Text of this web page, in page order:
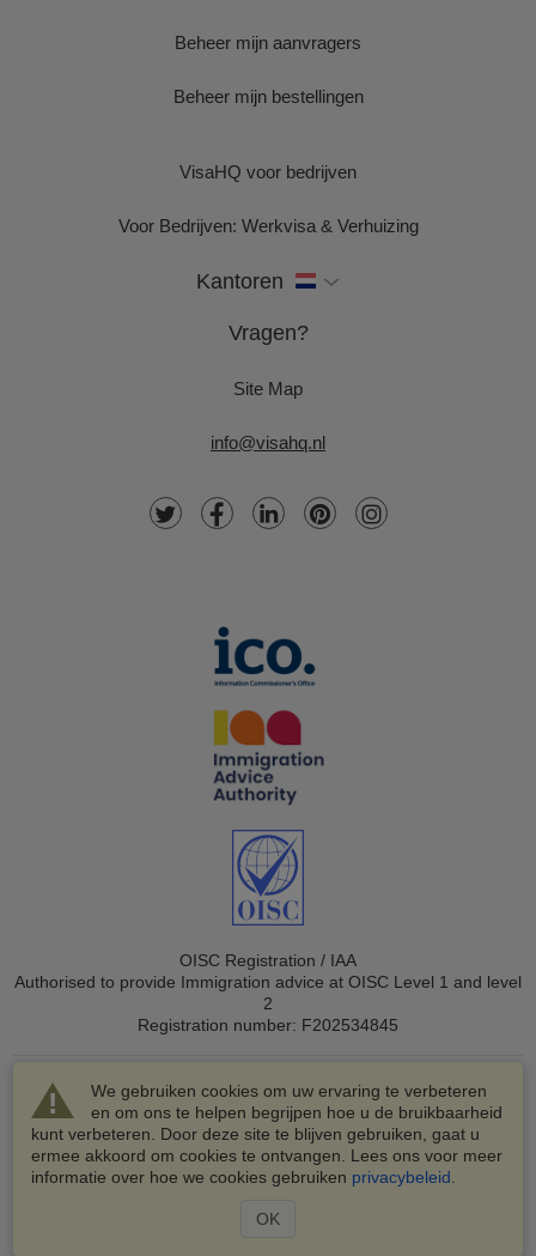
We gebruiken cookies om uw ervaring te verbeteren
en om ons te helpen begrijpen hoe u de bruikbaarheid
kunt verbeteren. Door deze site te blijven gebruiken, gaat u
ermee akkoord om cookies te ontvangen. Lees ons voor meer
informatie over hoe we cookies gebruiken privacybeleid
OK
Beheer mijn aanvragers
Beheer mijn bestellingen
VisaHQ voor bedrijven
Voor Bedrijven: Werkvisa & Verhuizing
Kantoren
Vragen?
Site Map
info@visahq.nl
OISC Registration / IAA
Authorised to provide Immigration advice at OISC Level 1 and level
2
Registration number: F202534845
© 2003-2026 VisaHQ.com, Inc. Alle rechten voorbehouden.
VisaHQ en het VisaHQ-logo zijn geregistreerde
handelsmerken van VisaHQ.com, Inc.